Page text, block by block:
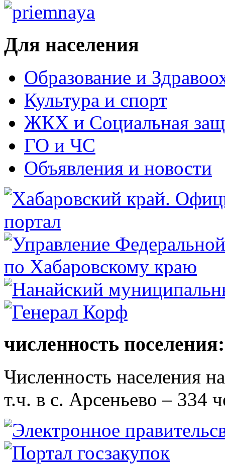
Для населения
Образование и
Культура и спорт
ЖКХ и Социальная
ГО и ЧС
Объявления и новости
численность поселения:
Численность населения
т.ч. в с. Арсеньево – 334